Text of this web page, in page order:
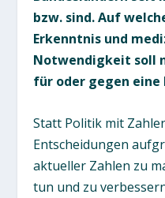
bzw. sind. Auf
Erkenntnis und
Notwendigkeit soll
für oder gegen
Statt Politik mit
Entscheidungen
aktueller Zahlen zu
tun und zu